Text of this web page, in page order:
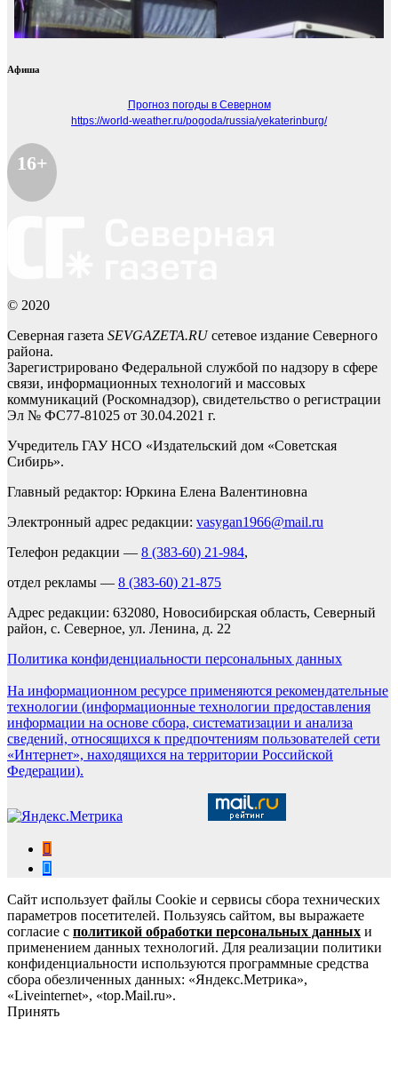
Афиша
Прогноз погоды в Северном
https://world-weather.ru/pogoda/russia/yekaterinburg/
16+
© 2020
Северная газета SEVGAZETA.RUсетевое издание Северного
района.
Зарегистрировано Федеральной службой по надзору в сфере
связи, информационных технологий и массовых
коммуникаций (Роскомнадзор), свидетельство о регистрации
Эл № ФС77-81025 от 30.04.2021 г.
Учредитель ГАУ НСО «Издательский дом «Советская
Сибирь».
Главный редактор: Юркина Елена Валентиновна
Электронный адрес редакции: vasygan1966@mail.ru
Телефон редакции — 8 (383-60) 21-984,
отдел рекламы — 8 (383-60) 21-875
Адрес редакции: 632080, Новосибирская область, Северный
район, с. Северное, ул. Ленина, д. 22
Политика конфиденциальности персональных данных
На информационном ресурсе применяются рекомендательные
технологии (информационные технологии предоставления
информации на основе сбора, систематизации и анализа
сведений, относящихся к предпочтениям пользователей сети
«Интернет», находящихся на территории Российской
Федерации).
Сайт использует файлы Cookie и сервисы сбора технических
параметров посетителей. Пользуясь сайтом, вы выражаете
согласие с политикой обработки персональных данных и
применением данных технологий. Для реализации политики
конфиденциальности используются программные средства
сбора обезличенных данных: «Яндекс.Метрика»,
«Liveinternet», «top.Mail.ru».
Принять